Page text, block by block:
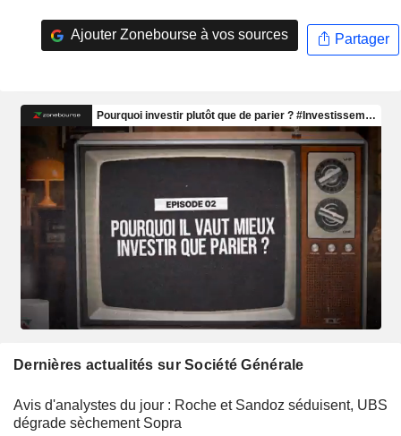
Ajouter Zonebourse à vos sources Partager
Dernières actualités sur Société Générale
Avis d'analystes du jour : Roche et Sandoz séduisent, UBS
dégrade sèchement Sopra